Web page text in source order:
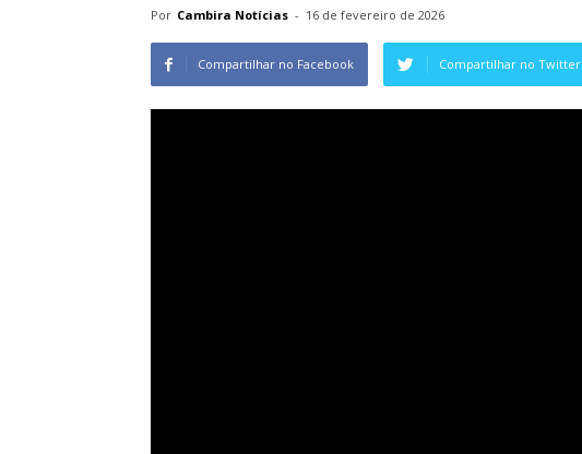
Por Cambira Notícias - 16 de fevereiro de 2026
Compartilhar no Facebook Compartilhar no Twitter